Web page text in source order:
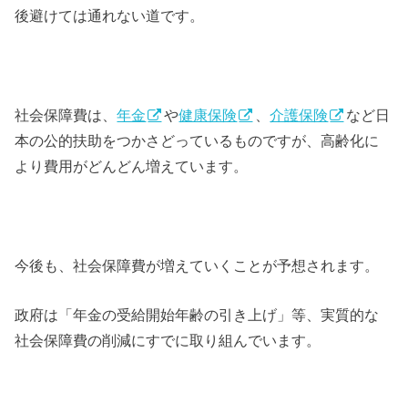
後避けては通れない道です。
社会保障費は、年金 や健康保険 、介護保険
など日
本の公的扶助をつかさどっているものですが、高齢化に
より費用がどんどん増えています。
今後も、社会保障費が増えていくことが予想されます。
政府は「年金の受給開始年齢の引き上げ」等、実質的な
社会保障費の削減にすでに取り組んでいます。